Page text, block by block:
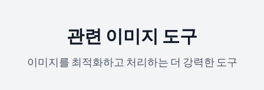
관련 이미지 도구
이미지를 최적화하고 처리하는 더 강력한 도구